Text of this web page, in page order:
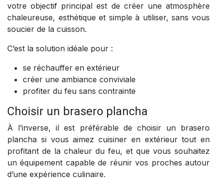
votre objectif principal est de créer une atmosphère
chaleureuse, esthétique et simple à utiliser, sans vous
soucier de la cuisson.
C’est la solution idéale pour :
se réchauffer en extérieur
créer une ambiance conviviale
profiter du feu sans contrainte
Choisir un brasero plancha
À l’inverse, il est préférable de choisir un brasero
plancha si vous aimez cuisiner en extérieur tout en
profitant de la chaleur du feu, et que vous souhaitez
un équipement capable de réunir vos proches autour
d’une expérience culinaire.